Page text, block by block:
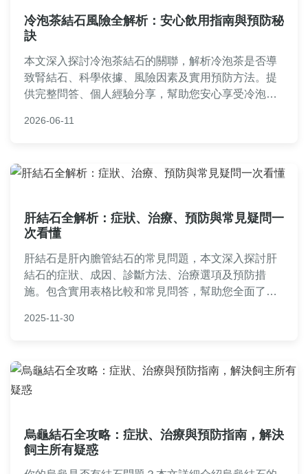
冷泡茶結石風險全解析：安心飲用指南與預防秘
訣
本文深入探討冷泡茶結石的關聯，解析冷泡茶是否導
致腎結石、科學依據、風險因素及實用預防方法。提
供完整問答、個人經驗分享，幫助您安心享受冷泡茶
因、飲食建議等，解決所有常見疑問。
2026-06-11
肝結石全解析：症狀、治療、預防與常見疑問一
次看懂
肝結石是肝內膽管結石的常見問題，本文深入探討肝
結石的症狀、成因、診斷方法、治療選項及預防措
施。包含實用表格比較和常見問答，幫助您全面了解
論是疑似患者或關心肝膽健康，都能找到實用資訊。
2025-11-30
烏龜結石全攻略：症狀、治療與預防指南，解決
飼主所有疑惑